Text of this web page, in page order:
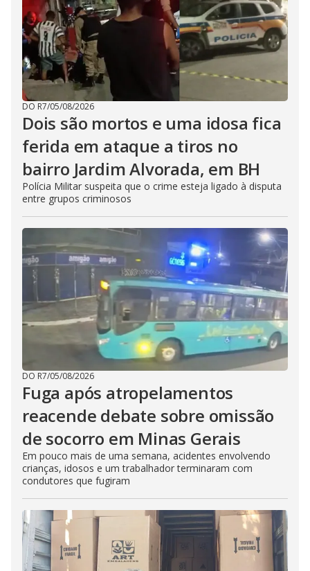
DO R7/05/08/2026
Dois são mortos e uma idosa fica
ferida em ataque a tiros no
bairro Jardim Alvorada, em BH
Polícia Militar suspeita que o crime esteja ligado à disputa
entre grupos criminosos
DO R7/05/08/2026
Fuga após atropelamentos
reacende debate sobre omissão
de socorro em Minas Gerais
Em pouco mais de uma semana, acidentes envolvendo
crianças, idosos e um trabalhador terminaram com
condutores que fugiram